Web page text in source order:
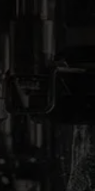
OUR PRODUCTS